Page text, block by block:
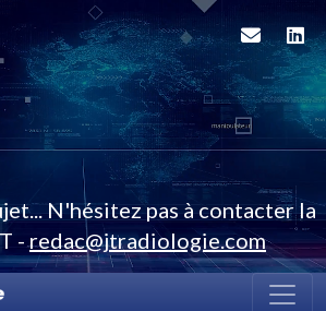
N'hésitez pas à contacter la
-redac@jtradiologie.com